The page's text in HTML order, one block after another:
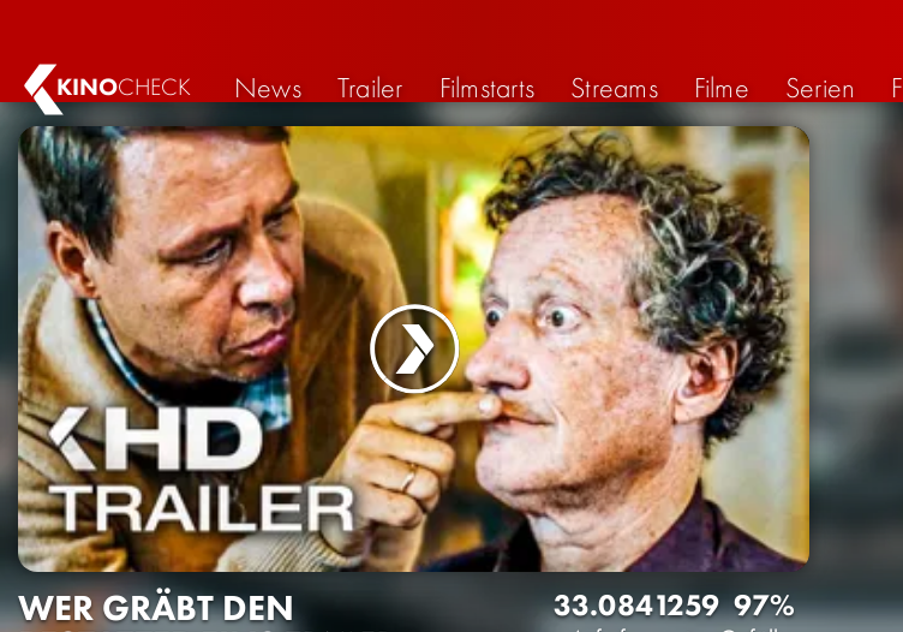
KINOCHECK News Trailer Filmstarts Streams Filme Serien
WER GRÄBT DEN 33.0841259 97%